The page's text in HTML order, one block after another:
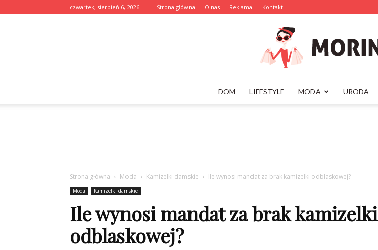
czwartek, sierpień 6, 2026 Strona główna O nas Reklama Kontakt
DOM LIFESTYLE MODA URODA
Strona główna Moda Kamizelki damskie Ile wynosi mandat za brak kamizelki odblaskowej?
Moda Kamizelki damskie
Ile wynosi mandat za brak kamizelki
odblaskowej?